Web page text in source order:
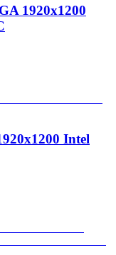
1920x1200
Intel